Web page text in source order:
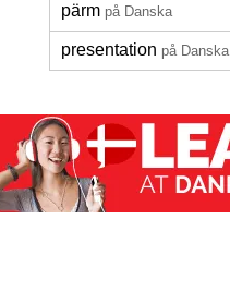
pärm på Danska
presentation på Danska